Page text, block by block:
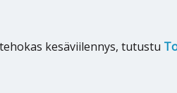
kesäviilennys, tutustu